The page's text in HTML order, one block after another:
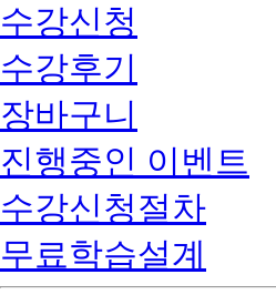
수강신청
수강후기
장바구니
진행중인 이벤트
수강신청절차
무료학습설계